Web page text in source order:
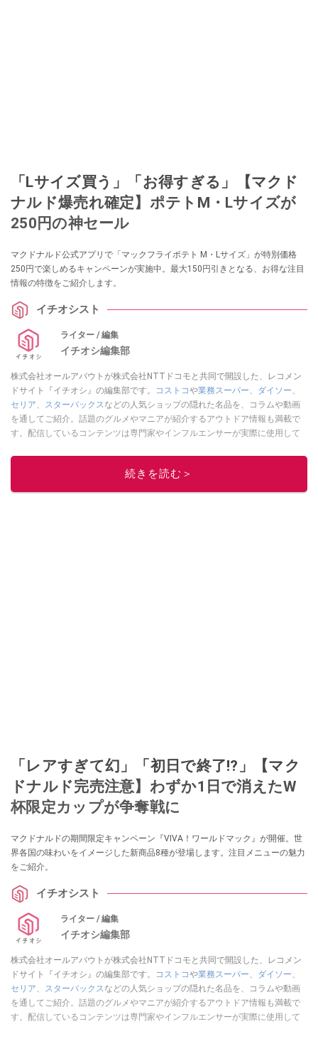
「Lサイズ買う」「お得すぎる」【マクド
ナルド爆売れ確定】ポテトM・Lサイズが
250円の神セール
マクドナルド公式アプリで「マックフライポテト M・Lサイズ」が特別価格
250円で楽しめるキャンペーンが実施中。最大150円引きとなる、お得な注目
情報の特徴をご紹介します。
イチオシスト
ライター / 編集
イチオシ編集部
株式会社オールアバウトが株式会社NTTドコモと共同で開設した、レコメン
ドサイト『イチオシ』の編集部です。
コストコや業務スーパー ダイソー
セリア
スターバックス などの人気ショップの隠れた名品を、コラムや動画
を通してご紹介。話題のグルメやマニアが紹介するアウトドア情報も満載で
す。配信しているコンテンツは専門家やインフルエンサーが実際に使用して
ニュースでフォロー
続きを読む＞
「レアすぎて幻」「初日で終了!?」【マク
ドナルド完売注意】わずか1日で消えたW
杯限定カップが争奪戦に
マクドナルドの期間限定キャンペーン『VIVA！ワールドマック』が開催。世
界各国の味わいをイメージした新商品8種が登場します。注目メニューの魅力
をご紹介。
イチオシスト
ライター / 編集
イチオシ編集部
株式会社オールアバウトが株式会社NTTドコモと共同で開設した、レコメン
ドサイト『イチオシ』の編集部です。
コストコや業務スーパー ダイソー
セリア
スターバックス などの人気ショップの隠れた名品を、コラムや動画
を通してご紹介。話題のグルメやマニアが紹介するアウトドア情報も満載で
す。配信しているコンテンツは専門家やインフルエンサーが実際に使用して